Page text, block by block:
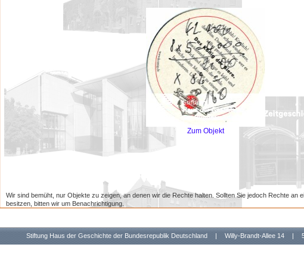
Zum Objekt
Wir sind bemüht, nur Objekte zu zeigen, an denen wir die Rechte halten. Sollten Sie jedoch Rechte an
besitzen, bitten wir um Benachrichtigung.
Stiftung Haus der Geschichte der Bundesrepublik Deutschland | Willy-Brandt-Allee 14 |